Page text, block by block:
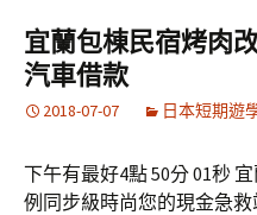
容
宜蘭包棟民宿烤肉
汽車借款
2018-07-07 日本短期遊
下午有最好4點 50分 01秒
例同步級時尚您的現金急